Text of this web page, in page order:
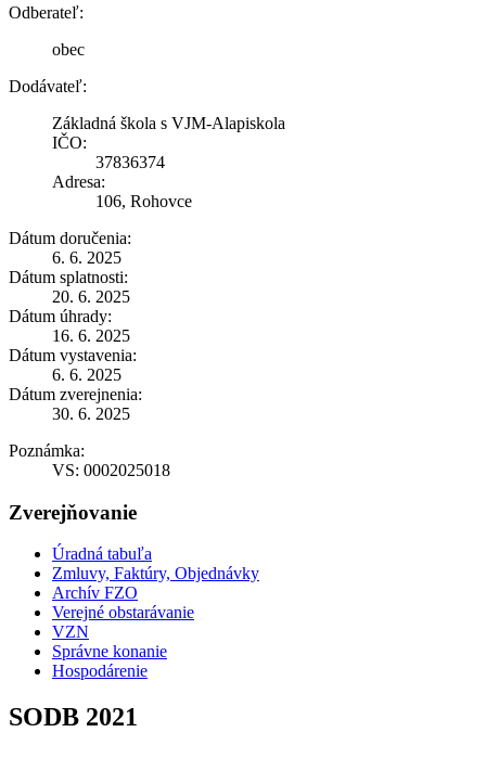
Odberateľ:
obec
Dodávateľ:
Základná škola s VJM-Alapiskola
IČO:
37836374
Adresa:
106, Rohovce
Dátum doručenia:
6. 6. 2025
Dátum splatnosti:
20. 6. 2025
Dátum úhrady:
16. 6. 2025
Dátum vystavenia:
6. 6. 2025
Dátum zverejnenia:
30. 6. 2025
Poznámka:
VS: 0002025018
Zverejňovanie
Úradná tabuľa
Zmluvy, Faktúry, Objednávky
Archív FZO
Verejné obstarávanie
VZN
Správne konanie
Hospodárenie
SODB 2021